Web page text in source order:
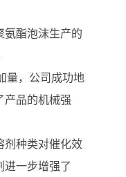
氨酯泡沫生产的
量，公司成功地
产品的机械强
剂种类对催化效
进一步增强了